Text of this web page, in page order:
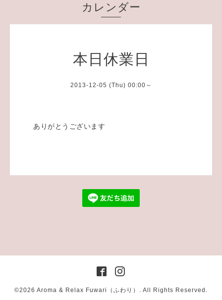
カレンダー
本日休業日
2013-12-05 (Thu) 00:00～
ありがとうございます
©2026 Aroma & Relax Fuwari（ふわり） . All Rights Reserved.